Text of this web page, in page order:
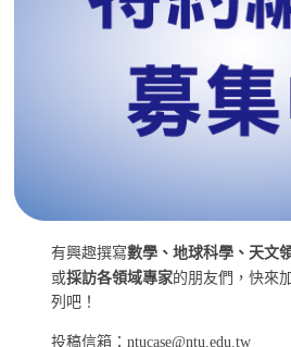
有興趣撰寫數學、地球科學、天文
或採訪各領域專家的朋友們，快來
列吧！
投稿信箱：ntucase@ntu.edu.tw